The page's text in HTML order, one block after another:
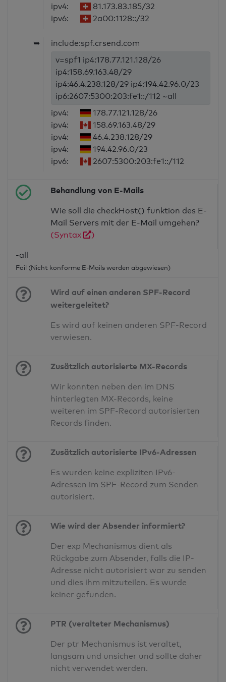
ipv4:
81.173.83.185/32
ipv6:
2a00:1128::/32
➥
include:spf.crsend.com
v=spf1 ip4:178.77.121.128/26
ip4:158.69.163.48/29
ip4:46.4.238.128/29 ip4:194.42.96.0/23
ip6:2607:5300:203:fe1::/112 ~all
ipv4:
178.77.121.128/26
ipv4:
158.69.163.48/29
ipv4:
46.4.238.128/29
ipv4:
194.42.96.0/23
ipv6:
2607:5300:203:fe1::/112
Behandlung von E-Mails
Wie soll die checkHost() funktion des E-
Mail Servers mit der E-Mail umgehen?
(Syntax
)
-all
Fail (Nicht konforme E-Mails werden abgewiesen)
Wird auf einen anderen SPF-Record
weitergeleitet?
Es wird auf keinen anderen SPF-Record
verwiesen.
Zusätzlich autorisierte MX-Records
Wir konnten neben den im DNS
hinterlegten MX-Records, keine
weiteren im SPF-Record autorisierten
Records finden.
Zusätzlich autorisierte IPv6-Adressen
Es wurden keine expliziten IPv6-
Adressen im SPF-Record zum Senden
autorisiert.
Wie wird der Absender informiert?
Der exp Mechanismus dient als
Rückgabe zum Absender, falls die IP-
Adresse nicht autorisiert war zu senden
und dies ihm mitzuteilen. Es wurde
keiner gefunden.
PTR (veralteter Mechanismus)
Der ptr Mechanismus ist veraltet,
langsam und unsicher und sollte daher
nicht verwendet werden.